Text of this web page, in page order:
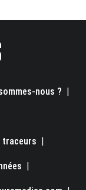
nous ? |
traceurs |
|